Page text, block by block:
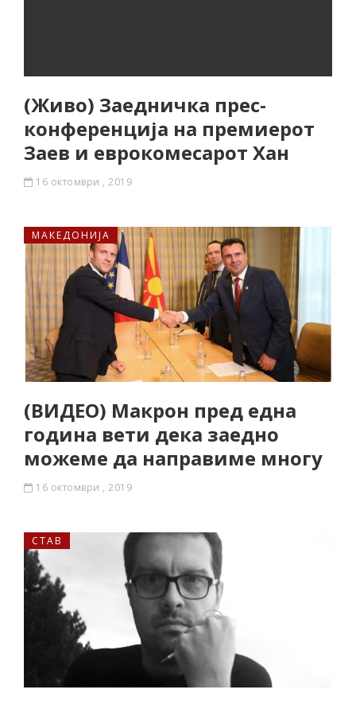
(Живо) Заедничка прес-
конференција на премиерот
Заев и еврокомесарот Хан
16 октомври , 2019
МАКЕДОНИЈА
(ВИДЕО) Макрон пред една
година вети дека заедно
можеме да направиме многу
16 октомври , 2019
СТАВ